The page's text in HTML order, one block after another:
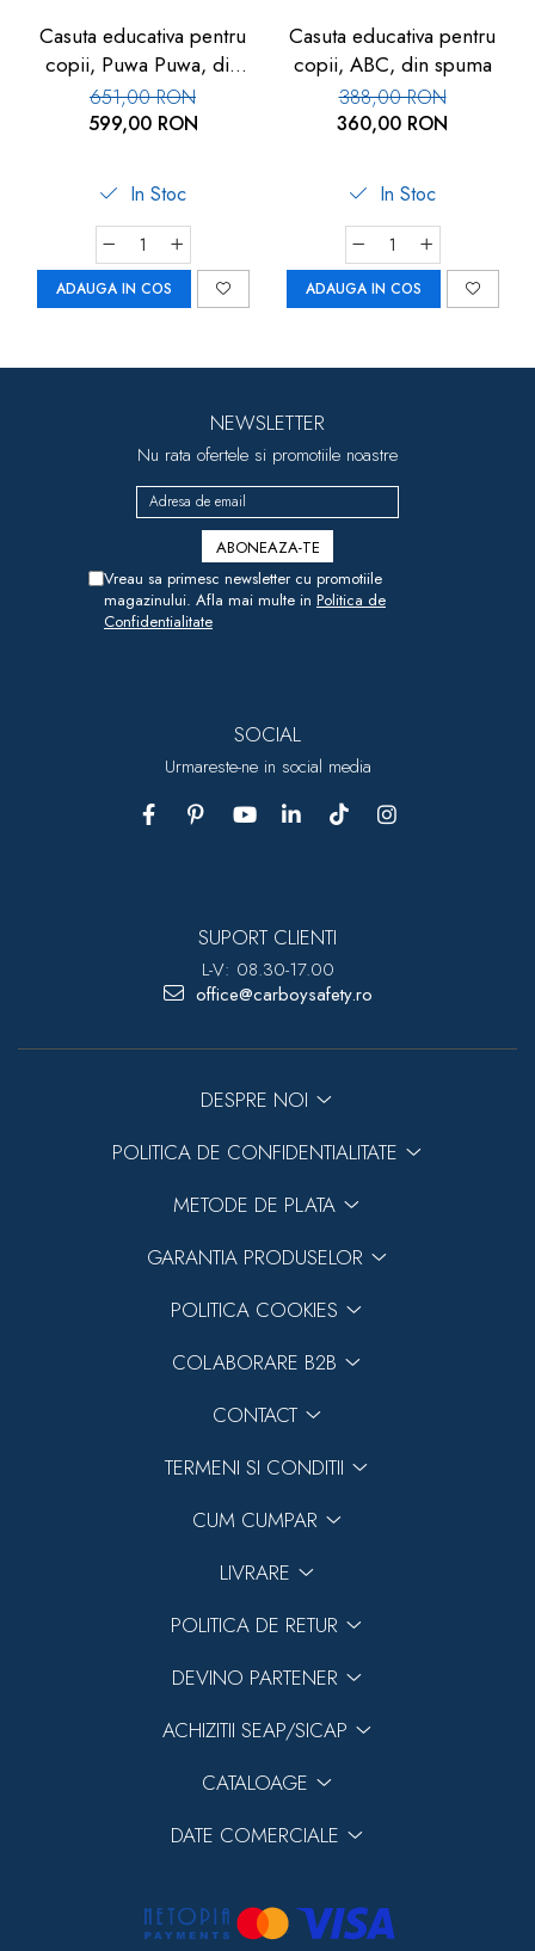
Casuta educativa pentru
copii, Puwa Puwa, din
spuma
651,00 RON
599,00 RON
In Stoc
ADAUGA IN COS
Casuta educativa pentru
copii, ABC, din spuma
388,00 RON
360,00 RON
In Stoc
ADAUGA IN COS
NEWSLETTER
Nu rata ofertele si promotiile noastre
Vreau sa primesc newsletter cu promotiile
magazinului. Afla mai multe in Politica de
Confidentialitate
SOCIAL
Urmareste-ne in social media
SUPORT CLIENTI
L-V: 08.30-17.00
office@carboysafety.ro
DESPRE NOI
POLITICA DE CONFIDENTIALITATE
METODE DE PLATA
GARANTIA PRODUSELOR
POLITICA COOKIES
COLABORARE B2B
CONTACT
TERMENI SI CONDITII
CUM CUMPAR
LIVRARE
POLITICA DE RETUR
DEVINO PARTENER
ACHIZITII SEAP/SICAP
CATALOAGE
DATE COMERCIALE